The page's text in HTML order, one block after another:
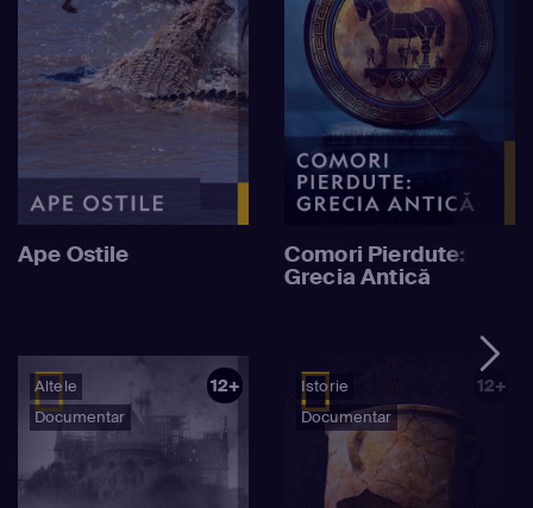
Ape Ostile Comori Pierdute:
Grecia Antică
Altele
Documentar
12+
Istorie
Documentar
12+